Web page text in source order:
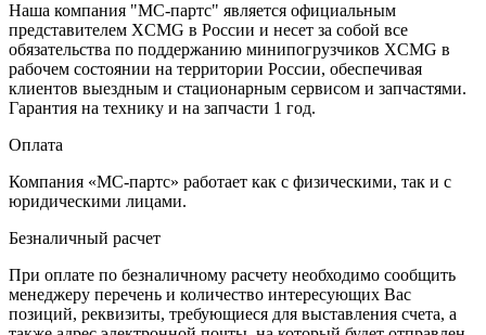
Наша компания "МС-партс" является официальным
представителем XCMG в России и несет за собой все
обязательства по поддержанию минипогрузчиков XCMG в
рабочем состоянии на территории России, обеспечивая
клиентов выездным и стационарным сервисом и запчастями.
Гарантия на технику и на запчасти 1 год.
Оплата
Компания «МС-партс» работает как с физическими, так и с
юридическими лицами.
Безналичный расчет
При оплате по безналичному расчету необходимо сообщить
менеджеру перечень и количество интересующих Вас
позиций, реквизиты, требующиеся для выставления счета, а